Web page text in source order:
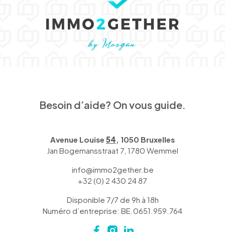
Besoin d’aide? On vous guide.
Avenue Louise 54 , 1050 Bruxelles
Jan Bogemansstraat 7, 1780 Wemmel
info@immo2gether.be
+32 (0) 2 430 24 87
Disponible 7/7 de 9h à 18h
Numéro d’entreprise: BE.0651.959.764